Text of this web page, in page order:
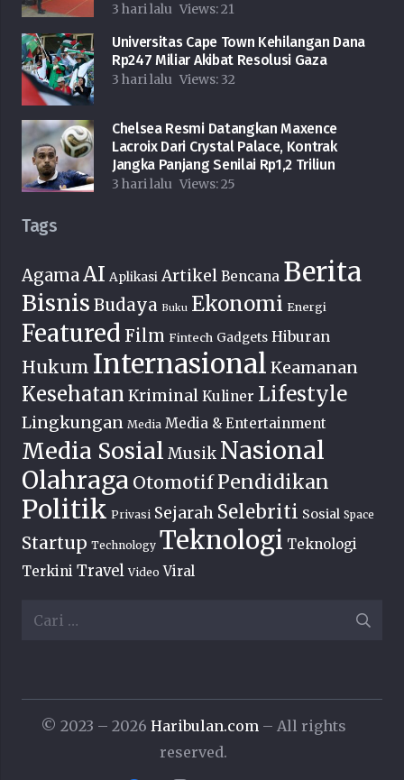
3 hari lalu Views:21
Universitas Cape Town Kehilangan Dana
Rp247 Miliar Akibat Resolusi Gaza
3 hari lalu Views: 32
Chelsea Resmi Datangkan Maxence
Lacroix Dari Crystal Palace, Kontrak
Jangka Panjang Senilai Rp1,2 Triliun
3 hari lalu Views:25
Tags
AgamaAI Aplikasi Artikel Bencana Berita
Bisnis Budaya Buku Ekonomi Energi
Featured Film Fintech Gadgets Hiburan
Hukum Internasional Keamanan
Kesehatan Kriminal Kuliner Lifestyle
Lingkungan Media Media & Entertainment
Media Sosial Musik Nasional
Olahraga Otomotif Pendidikan
Politik Privasi Sejarah Selebriti Sosial Space
Startup Technology Teknologi Teknologi
Terkini Travel Video Viral
Cari
© 2023 – 2026 Haribulan.com – All rights
reserved.